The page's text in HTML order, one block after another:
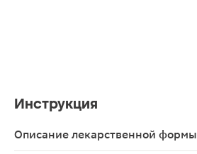
Инструкция
Описание лекарственной формы